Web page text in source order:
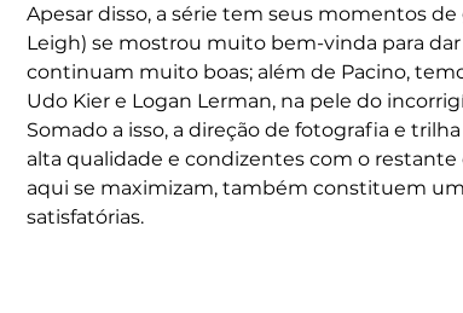
Apesar disso, a série tem seus momentos
Leigh) se mostrou muito bem-vinda para
continuam muito boas; além de Pacino,
Udo Kier e Logan Lerman, na pele do
Somado a isso, a direção de fotografia e
alta qualidade e condizentes com o restante
aqui se maximizam, também constituem
satisfatórias.